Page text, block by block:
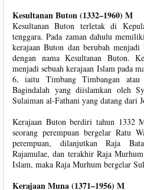
Kesultanan Buton (1332–1960) M
Kesultanan Buton terletak di
tenggara. Pada zaman dahulu
kerajaan Buton dan berubah
dengan nama Kesultanan Buton.
menjadi sebuah kerajaan Islam pada
6, iaitu Timbang Timbangan
Bagindalah yang diislamkan oleh
Sulaiman al-Fathani yang datang dari
Kerajaan Buton berdiri tahun 1332
seorang perempuan bergelar Ratu
perempuan, dilanjutkan Raja
Rajamulae, dan terakhir Raja
Islam, maka Raja Murhum bergelar
Kerajaan Muna (1371–1956) M